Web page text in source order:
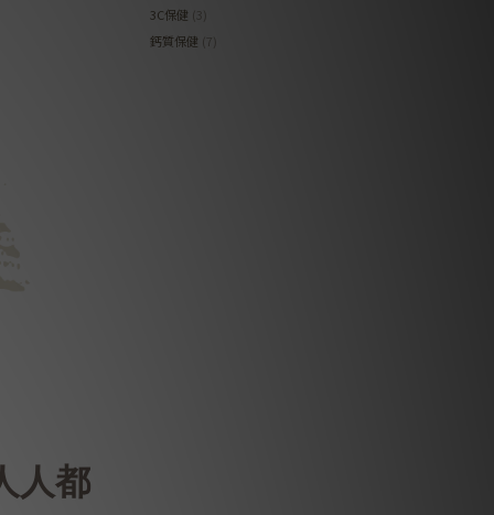
人都
3C保健 (3)
鈣質保健 (7)